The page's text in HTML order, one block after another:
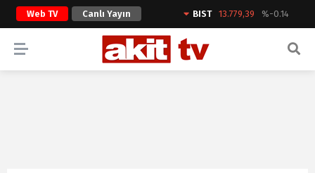
Web TV Canlı Yayın BIST 13.779,39 %-0.14
ARAMA YAP